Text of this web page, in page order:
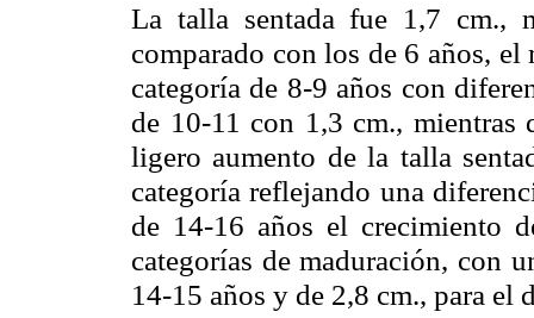
La talla sentada fue 1,7 cm.,
comparado con los de 6 años,
categoría de 8-9 años con
de 10-11 con 1,3 cm., mientras
ligero aumento de la talla
categoría reflejando una
de 14-16 años el crecimiento
categorías de maduración, con
14-15 años y de 2,8 cm., para